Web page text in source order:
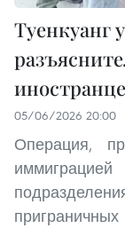
Туенкуанг
05/06/2026 20:00
Операция,